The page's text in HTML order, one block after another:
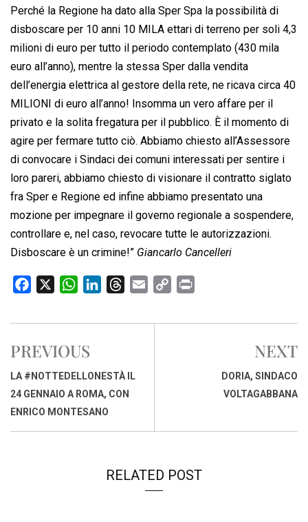
Perché la Regione ha dato alla Sper Spa la possibilità di
disboscare per 10 anni 10 MILA ettari di terreno per soli 4,3
milioni di euro per tutto il periodo contemplato (430 mila
euro all’anno), mentre la stessa Sper dalla vendita
dell’energia elettrica al gestore della rete, ne ricava circa 40
MILIONI di euro all’anno! Insomma un vero affare per il
privato e la solita fregatura per il pubblico. È il momento di
agire per fermare tutto ciò. Abbiamo chiesto all’Assessore
di convocare i Sindaci dei comuni interessati per sentire i
loro pareri, abbiamo chiesto di visionare il contratto siglato
fra Sper e Regione ed infine abbiamo presentato una
mozione per impegnare il governo regionale a sospendere,
controllare e, nel caso, revocare tutte le autorizzazioni.
Disboscare è un crimine!” Giancarlo Cancelleri
c
b
o
o
k
W
a
s
A
p
p
n
d
I
n
r
d
s
a
p
i
PREVIOUS
LA #NOTTEDELLONESTÀ IL
24 GENNAIO A ROMA, CON
ENRICO MONTESANO
NEXT
DORIA, SINDACO
VOLTAGABBANA
RELATED POST